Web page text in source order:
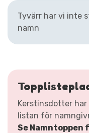
Tyvärr har vi inte
namn
Kerstinsdotter
listan för
Se Namntoppen